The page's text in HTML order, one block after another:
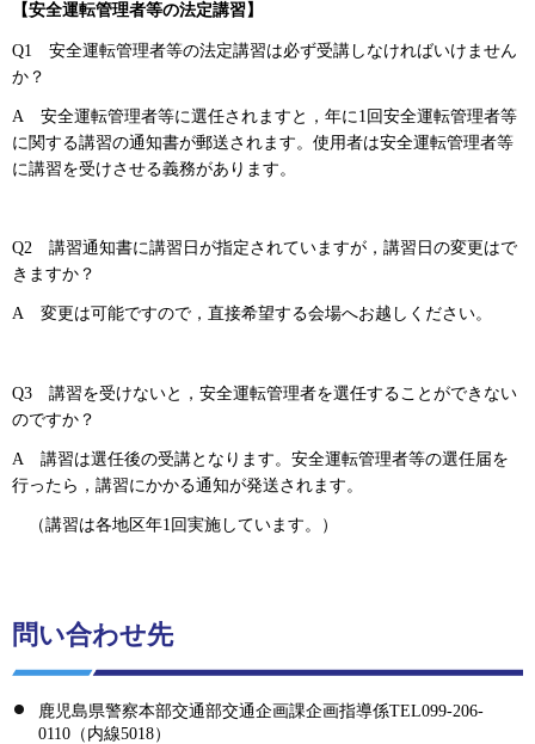
【安全運転管理者等の法定講習】
Q1 安全運転管理者等の法定講習は必ず受講しなければいけません
か？
A 安全運転管理者等に選任されますと，年に1回安全運転管理者等
に関する講習の通知書が郵送されます。使用者は安全運転管理者等
に講習を受けさせる義務があります。
Q2 講習通知書に講習日が指定されていますが，講習日の変更はで
きますか？
A 変更は可能ですので，直接希望する会場へお越しください。
Q3 講習を受けないと ，安全運転管理者を選任することができない
のですか？
A 講習は選任後の受講となります。安全運転管理者等の選任届を
行ったら，講習にかかる通知が発送されます。
（講習は各地区年1回実施しています。）
問い合わせ先
鹿児島県警察本部交通部交通企画課企画指導係TEL099-206-
0110（内線5018）